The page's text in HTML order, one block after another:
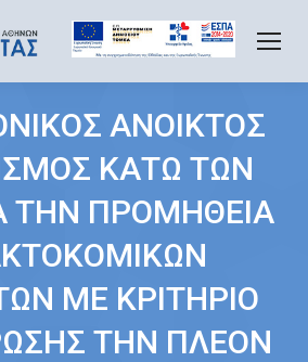
ΑΝΟΙΚΤΟΣ
ΚΑΤΩ ΤΩΝ
ΤΗΝ ΠΡΟΜΗΘΕΙΑ
ΜΕ ΚΡΙΤΗΡΙΟ
ΤΗΝ ΠΛΕΟΝ